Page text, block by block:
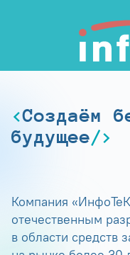
Создаём
будущее
Компания
отечественным
в области средств